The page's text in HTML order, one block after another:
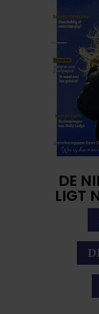
DE
LIGT